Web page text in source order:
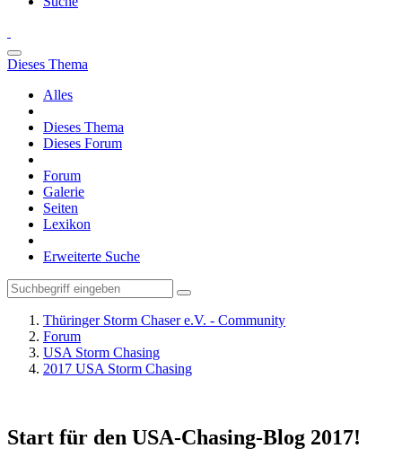
Dieses Thema
Alles
Dieses Thema
Dieses Forum
Forum
Galerie
Seiten
Lexikon
Erweiterte Suche
Thüringer Storm Chaser e.V. - Community
Forum
USA Storm Chasing
2017 USA Storm Chasing
Start für den USA-Chasing-Blog 2017!